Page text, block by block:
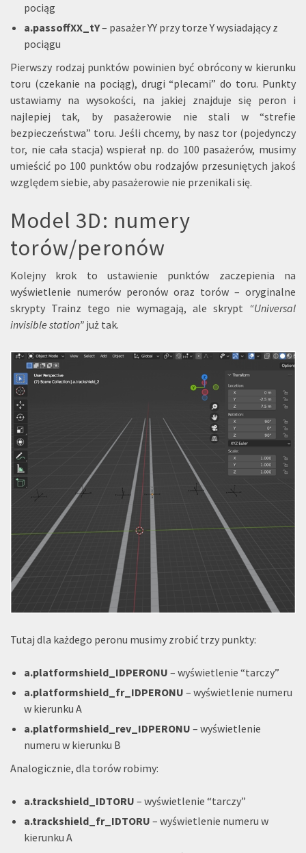
pociąg
a.passoffXX_tY– pasażer YY przy torze Y wysiadający z
pociągu
Pierwszy rodzaj punktów powinien być obrócony w kierunku
toru (czekanie na pociąg), drugi “plecami” do toru. Punkty
ustawiamy na wysokości, na jakiej znajduje się peron i
najlepiej tak, by pasażerowie nie stali w “strefie
bezpieczeństwa” toru. Jeśli chcemy, by nasz tor (pojedynczy
tor, nie cała stacja) wspierał np. do 100 pasażerów, musimy
umieścić po 100 punktów obu rodzajów przesuniętych jakoś
względem siebie, aby pasażerowie nie przenikali się.
Model 3D: numery
torów/peronów
Kolejny krok to ustawienie punktów zaczepienia na
wyświetlenie numerów peronów oraz torów – oryginalne
skrypty Trainz tego nie wymagają, ale skrypt “Universal
invisible station” już tak.
Tutaj dla każdego peronu musimy zrobić trzy punkty:
a.platformshield_IDPERONU – wyświetlenie “tarczy”
a.platformshield_fr_IDPERONU – wyświetlenie numeru
w kierunku A
a.platformshield_rev_IDPERONU – wyświetlenie
numeru w kierunku B
Analogicznie, dla torów robimy:
a.trackshield_IDTORU – wyświetlenie “tarczy”
a.trackshield_fr_IDTORU – wyświetlenie numeru w
kierunku A